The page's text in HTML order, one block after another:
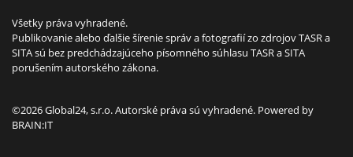
Všetky práva vyhradené.
Publikovanie alebo ďalšie šírenie správ a fotografií zo zdrojov TASR a
SITA sú bez predchádzajúceho písomného súhlasu TASR a SITA
porušením autorského zákona.
©2026 Global24, s.r.o. Autorské práva sú vyhradené. Powered by
BRAIN:IT